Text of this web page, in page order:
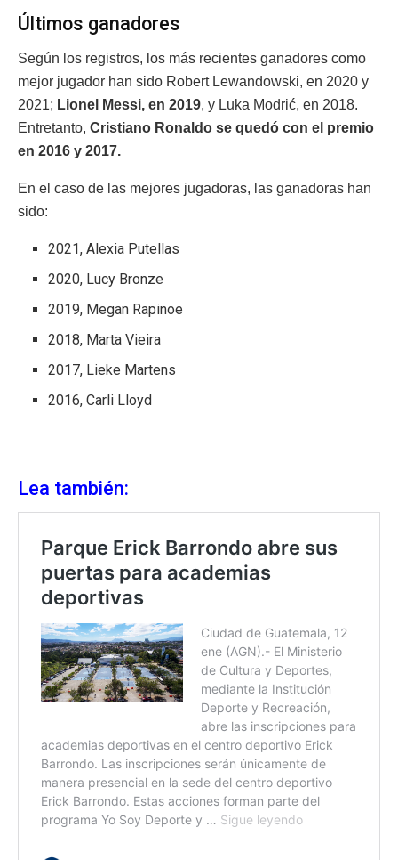
Últimos ganadores
Según los registros, los más recientes ganadores como
mejor jugador han sido Robert Lewandowski, en 2020 y
2021; Lionel Messi, en 2019, y Luka Modrić, en 2018.
Entretanto, Cristiano Ronaldo se quedó con el premio
en 2016 y 2017.
En el caso de las mejores jugadoras, las ganadoras han
sido:
2021, Alexia Putellas
2020, Lucy Bronze
2019, Megan Rapinoe
2018, Marta Vieira
2017, Lieke Martens
2016, Carli Lloyd
Lea también: